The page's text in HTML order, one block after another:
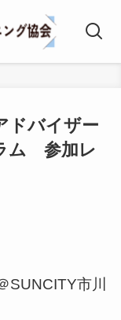
ドバイザー
ム 参加レ
市川